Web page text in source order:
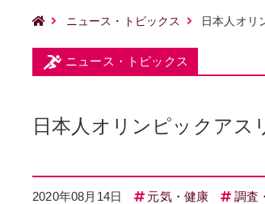
ニュース・トピックス 日本人オリ
ニュース・トピックス
日本人オリンピックア
2020年08月14日 元気・健康 調査